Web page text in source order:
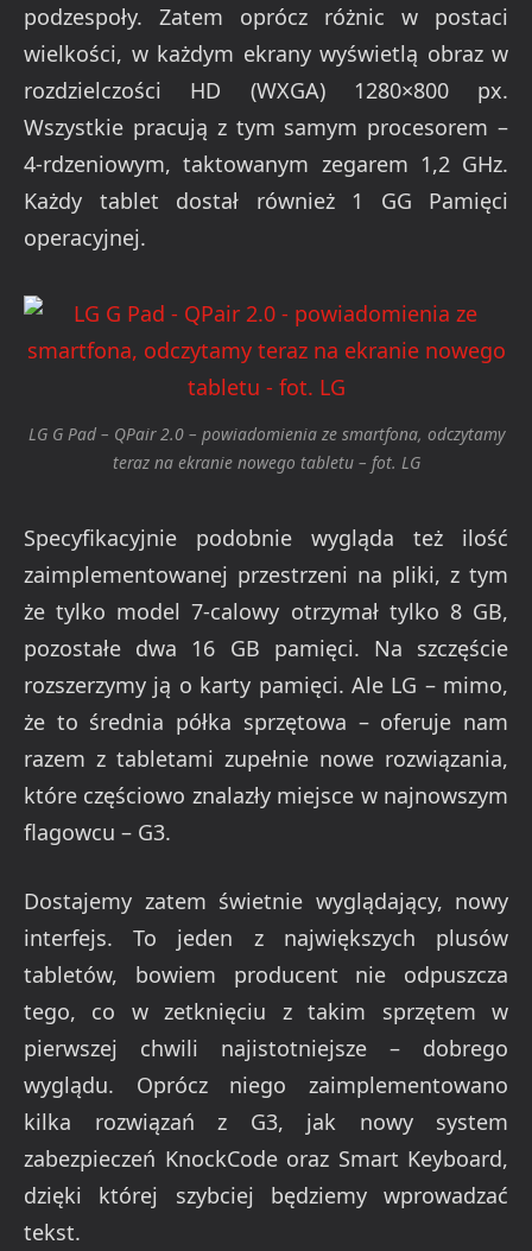
podzespoły. Zatem oprócz różnic w postaci
wielkości, w każdym ekrany wyświetlą obraz w
rozdzielczości HD (WXGA) 1280×800 px.
Wszystkie pracują z tym samym procesorem –
4-rdzeniowym, taktowanym zegarem 1,2 GHz.
Każdy tablet dostał również 1 GG Pamięci
operacyjnej.
LG G Pad – QPair 2.0 – powiadomienia ze smartfona, odczytamy
teraz na ekranie nowego tabletu – fot. LG
Specyfikacyjnie podobnie wygląda też ilość
zaimplementowanej przestrzeni na pliki, z tym
że tylko model 7-calowy otrzymał tylko 8 GB,
pozostałe dwa 16 GB pamięci. Na szczęście
rozszerzymy ją o karty pamięci. Ale LG – mimo,
że to średnia półka sprzętowa – oferuje nam
razem z tabletami zupełnie nowe rozwiązania,
które częściowo znalazły miejsce w najnowszym
flagowcu – G3.
Dostajemy zatem świetnie wyglądający, nowy
interfejs. To jeden z największych plusów
tabletów, bowiem producent nie odpuszcza
tego, co w zetknięciu z takim sprzętem w
pierwszej chwili najistotniejsze – dobrego
wyglądu. Oprócz niego zaimplementowano
kilka rozwiązań z G3, jak nowy system
zabezpieczeń KnockCode oraz Smart Keyboard,
dzięki której szybciej będziemy wprowadzać
tekst.